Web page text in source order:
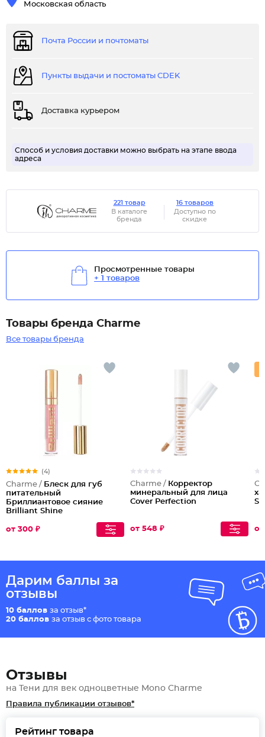
Московская область
Почта России и почтоматы
Пункты выдачи и постоматы CDEK
Доставка курьером
Способ и условия доставки можно выбрать на этапе ввода
адреса
221 товар
В каталоге
бренда
16 товаров
Доступно по
скидке
Просмотренные товары
+ 1 товаров
Товары бренда Charme
Все товары бренда
(4)
Charme / Блеск для губ
питательный
Бриллиантовое сияние
Brilliant Shine
от 300 ₽
Charme / Корректор
минеральный для лица
Cover Perfection
от 548 ₽
Дарим баллы за
отзывы
10 баллов за отзыв*
20 баллов за отзыв с фото товара
Отзывы
на Тени для век одноцветные Mono Charme
Правила публикации отзывов*
Рейтинг товара